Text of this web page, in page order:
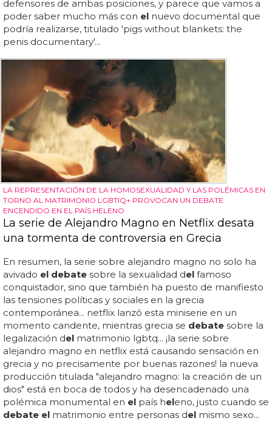
defensores de ambas posiciones, y parece que vamos a
poder saber mucho más con el nuevo documental que
podría realizarse, titulado 'pigs without blankets: the
penis documentary'...
LA REPRESENTACIÓN DE LA HOMOSEXUALIDAD Y LAS POLÉMICAS EN
TORNO AL MATRIMONIO LGBTIQ+ PROVOCAN UN DEBATE
ENCENDIDO EN EL PAÍS HELENO
La serie de Alejandro Magno en Netflix desata
una tormenta de controversia en Grecia
En resumen, la serie sobre alejandro magno no solo ha
avivado el debate sobre la sexualidad del famoso
conquistador, sino que también ha puesto de manifiesto
las tensiones políticas y sociales en la grecia
contemporánea... netflix lanzó esta miniserie en un
momento candente, mientras grecia se debate sobre la
legalización del matrimonio lgbtq... ¡la serie sobre
alejandro magno en netflix está causando sensación en
grecia y no precisamente por buenas razones! la nueva
producción titulada "alejandro magno: la creación de un
dios" está en boca de todos y ha desencadenado una
polémica monumental en el país heleno, justo cuando se
debate el matrimonio entre personas del mismo sexo...